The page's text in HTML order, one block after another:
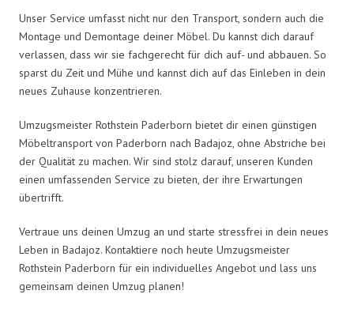
Unser Service umfasst nicht nur den Transport, sondern auch die
Montage und Demontage deiner Möbel. Du kannst dich darauf
verlassen, dass wir sie fachgerecht für dich auf- und abbauen. So
sparst du Zeit und Mühe und kannst dich auf das Einleben in dein
neues Zuhause konzentrieren.
Umzugsmeister Rothstein Paderborn bietet dir einen günstigen
Möbeltransport von Paderborn nach Badajoz, ohne Abstriche bei
der Qualität zu machen. Wir sind stolz darauf, unseren Kunden
einen umfassenden Service zu bieten, der ihre Erwartungen
übertrifft.
Vertraue uns deinen Umzug an und starte stressfrei in dein neues
Leben in Badajoz. Kontaktiere noch heute Umzugsmeister
Rothstein Paderborn für ein individuelles Angebot und lass uns
gemeinsam deinen Umzug planen!